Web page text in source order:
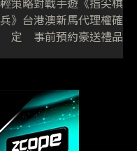
兵》台港澳新馬代理權確
定 事前預約豪送禮品